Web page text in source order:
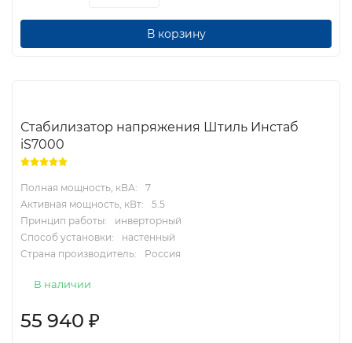
В корзину
Стабилизатор напряжения Штиль Инстаб
iS7000
Полная мощность, кВА:
7
Активная мощность, кВт:
5.5
Принцип работы:
инверторный
Способ установки:
настенный
Страна производитель:
Россия
В наличии
55 940 ₽